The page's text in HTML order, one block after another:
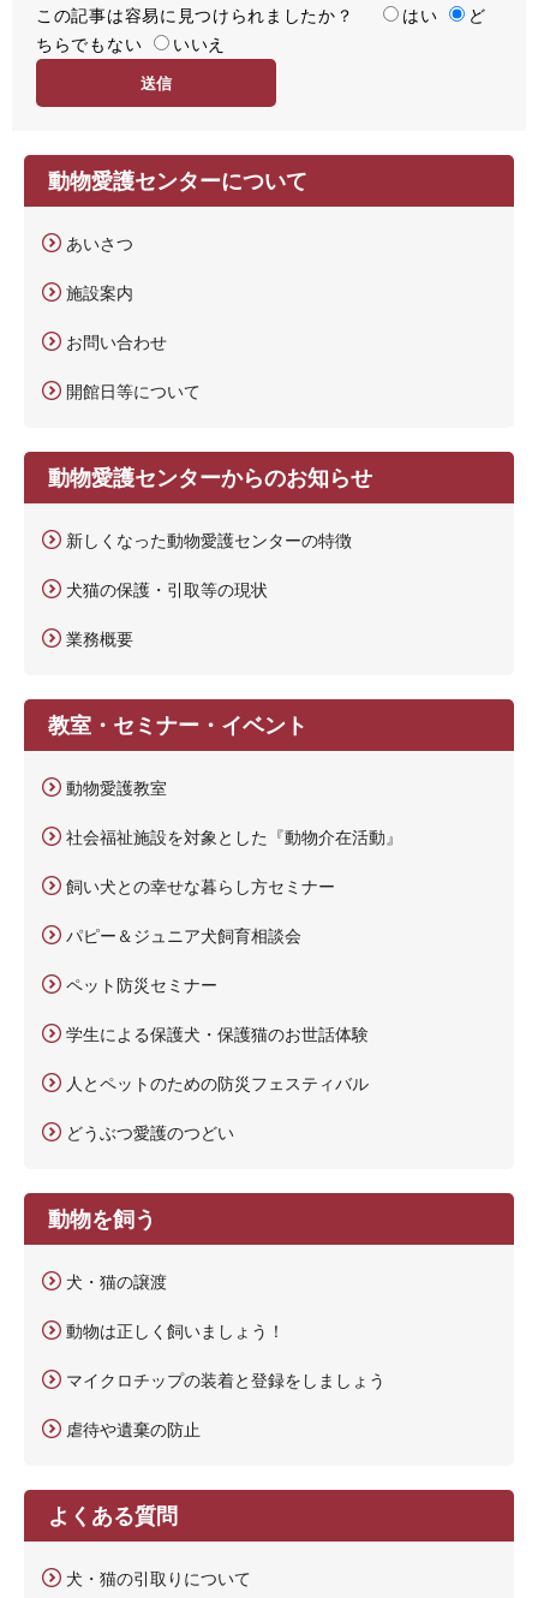
度
容
易
この記事は容易に見つけられましたか？ はい
ど
ちらでもない
いいえ
動物愛護センターについて
あいさつ
施設案内
お問い合わせ
開館日等について
動物愛護センターからのお知らせ
新しくなった動物愛護センターの特徴
犬猫の保護・引取等の現状
業務概要
教室・セミナー・イベント
動物愛護教室
社会福祉施設を対象とした『動物介在活動』
飼い犬との幸せな暮らし方セミナー
パピー＆ジュニア犬飼育相談会
ペット防災セミナー
学生による保護犬・保護猫のお世話体験
人とペットのための防災フェスティバル
どうぶつ愛護のつどい
動物を飼う
犬・猫の譲渡
動物は正しく飼いましょう！
マイクロチップの装着と登録をしましょう
虐待や遺棄の防止
よくある質問
犬・猫の引取りについて